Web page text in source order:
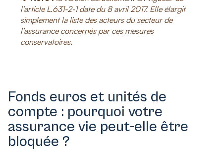
l’article L.631-2-1 date du 8 avril 2017. Elle élargit
simplement la liste des acteurs du secteur de
l’assurance concernés par ces mesures
conservatoires.
Fonds euros et unités de
compte : pourquoi votre
assurance vie peut-elle être
bloquée ?